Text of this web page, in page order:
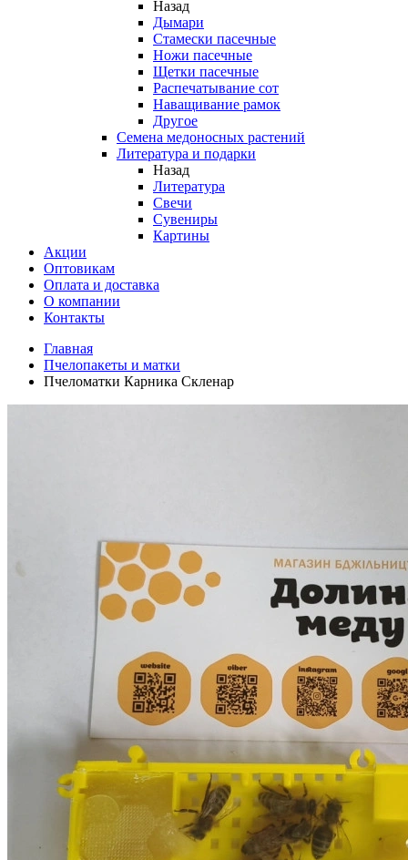
Назад
Дымари
Стамески пасечные
Ножи пасечные
Щетки пасечные
Распечатывание сот
Наващивание рамок
Другое
Семена медоносных растений
Литература и подарки
Назад
Литература
Свечи
Сувениры
Картины
Акции
Оптовикам
Оплата и доставка
О компании
Контакты
Главная
Пчелопакеты и матки
Пчеломатки Карника Скленар